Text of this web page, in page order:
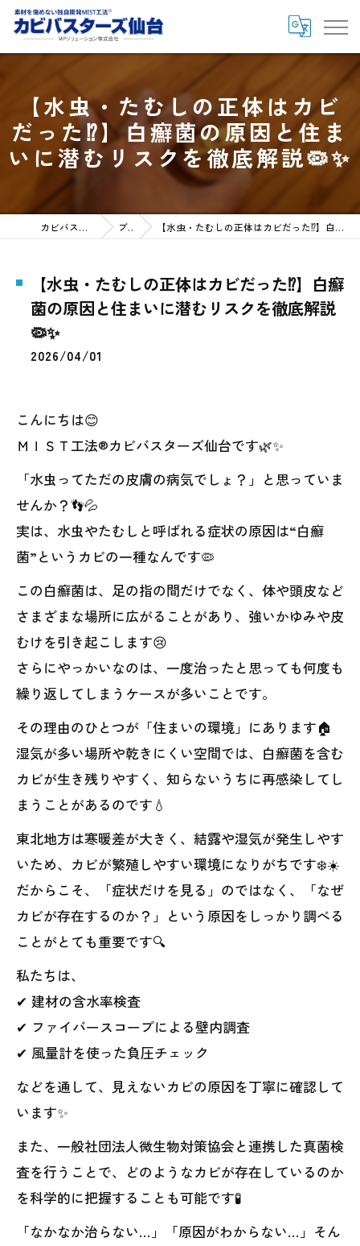
【水虫・たむしの正体はカビ
だった⁉】白癬菌の原因と住ま
いに潜むリスクを徹底解説🦠✨
カビバスターズ仙台HOME ブログ 【水虫・たむしの正体はカビだった⁉】白癬菌の原因と住まいに潜むリスクを徹底解説🦠✨
【水虫・たむしの正体はカビだった⁉】白癬
菌の原因と住まいに潜むリスクを徹底解説
🦠✨
2026/04/01
こんにちは😊
ＭＩＳＴ工法®カビバスターズ仙台です🌿✨
「水虫ってただの皮膚の病気でしょ？」と思っていま
せんか？👣💦
実は、水虫やたむしと呼ばれる症状の原因は“白癬
菌”というカビの一種なんです🦠
この白癬菌は、足の指の間だけでなく、体や頭皮など
さまざまな場所に広がることがあり、強いかゆみや皮
むけを引き起こします😢
さらにやっかいなのは、一度治ったと思っても何度も
繰り返してしまうケースが多いことです。
その理由のひとつが「住まいの環境」にあります🏠
湿気が多い場所や乾きにくい空間では、白癬菌を含む
カビが生き残りやすく、知らないうちに再感染してし
まうことがあるのです💧
東北地方は寒暖差が大きく、結露や湿気が発生しやす
いため、カビが繁殖しやすい環境になりがちです❄️☀️
だからこそ、「症状だけを見る」のではなく、「なぜ
カビが存在するのか？」という原因をしっかり調べる
ことがとても重要です🔍
私たちは、
✔ 建材の含水率検査
✔ ファイバースコープによる壁内調査
✔ 風量計を使った負圧チェック
などを通して、見えないカビの原因を丁寧に確認して
います✨
また、一般社団法人微生物対策協会と連携した真菌検
査を行うことで、どのようなカビが存在しているのか
を科学的に把握することも可能です🧪
「なかなか治らない…」「原因がわからない…」そん